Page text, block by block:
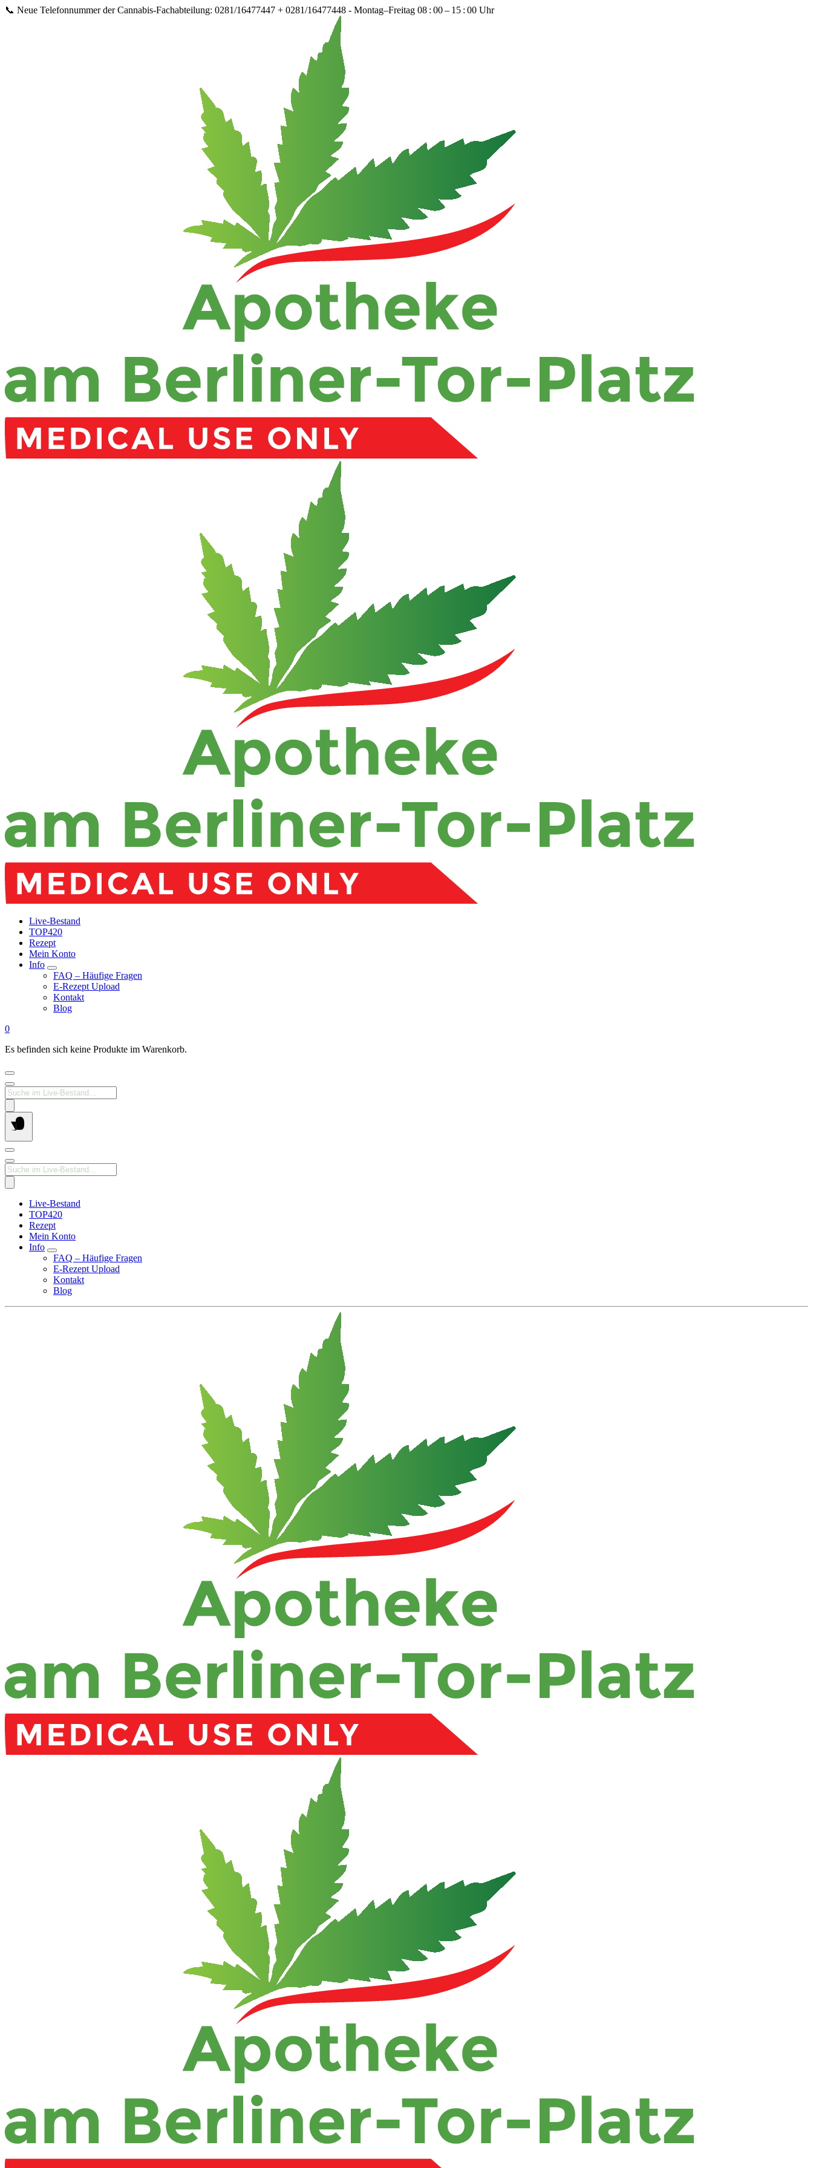
Springe
📞 Neue Telefonnummer der Cannabis‑Fachabteilung: 0281/16477447 + 0281/16477448 - Montag–Freitag 08 : 00 – 15 : 00 Uhr
Live-Bestand
TOP420
Rezept
Mein Konto
Info
FAQ – Häufige Fragen
E-Rezept Upload
Kontakt
Blog
0
Es befinden sich keine Produkte im Warenkorb.
Products
search
Products
search
Live-Bestand
TOP420
Rezept
Mein Konto
Info
FAQ – Häufige Fragen
E-Rezept Upload
Kontakt
Blog